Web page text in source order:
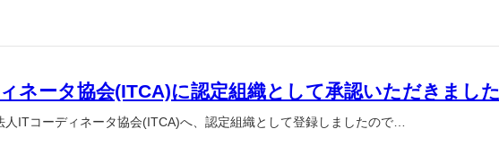
ネータ協会(ITCA)に認定組織として承認いただきました
ITコーディネータ協会(ITCA)へ、認定組織として登録しましたので…